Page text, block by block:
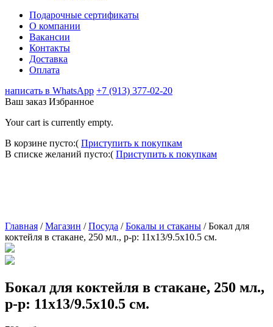
Подарочные сертификаты
О компании
Вакансии
Контакты
Доставка
Оплата
написать в WhatsApp +7 (913) 377-02-20
Ваш заказ Избранное
Your cart is currently empty.
В корзине пусто:( Приступить к покупкам
В списке желаний пусто:( Приступить к покупкам
Главная /Магазин /Посуда /Бокалы и стаканы /Бокал для
коктейля в стакане, 250 мл., р-р: 11х13/9.5х10.5 см.
Бокал для коктейля в стакане, 250 мл.,
р-р: 11х13/9.5х10.5 см.